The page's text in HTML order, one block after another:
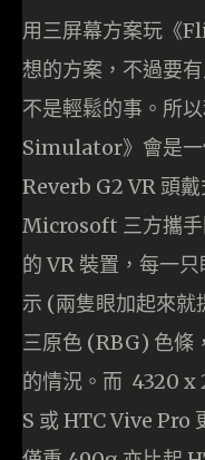
用三屏幕方案玩《
想的方案，不過要
不是輕鬆的事。所
Simulator》會是一
Reverb G2 VR 頭
Microsoft 三方攜手
的 VR 裝置，每一
示 (兩隻眼加起來
三原色 (RBG) 色條
的情況。而 4320 x
S 或 HTC Vive Pro